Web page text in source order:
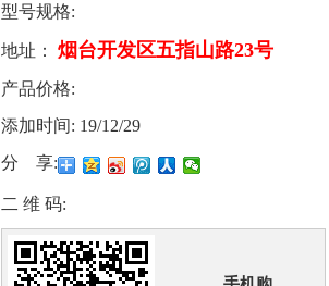
型号规格:
地址： 烟台开发区五指山路23号
产品价格:
添加时间: 19/12/29
分 享:
二 维 码: